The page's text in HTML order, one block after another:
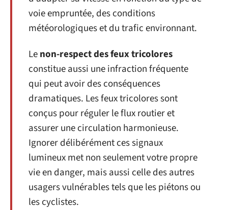
voie empruntée, des conditions
météorologiques et du trafic environnant.
Lenon-respect des feux tricolores
constitue aussi une infraction fréquente
qui peut avoir des conséquences
dramatiques. Les feux tricolores sont
conçus pour réguler le flux routier et
assurer une circulation harmonieuse.
Ignorer délibérément ces signaux
lumineux met non seulement votre propre
vie en danger, mais aussi celle des autres
usagers vulnérables tels que les piétons ou
les cyclistes.